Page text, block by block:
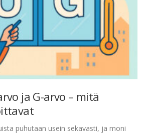
ja G-arvo – mitä
puhutaan usein sekavasti, ja moni